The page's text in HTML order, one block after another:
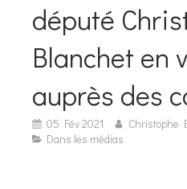
député
Blanchet en
auprès des
05 Fév 2021
Christophe
Dans les médias